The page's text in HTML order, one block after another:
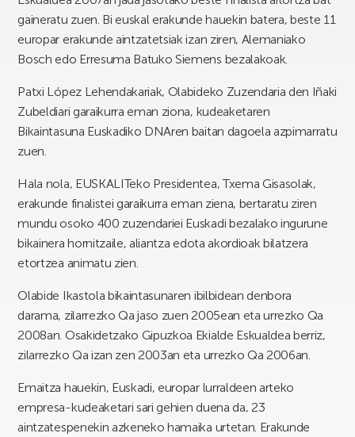
gaineratu zuen. Bi euskal erakunde hauekin batera, beste 11
europar erakunde aintzatetsiak izan ziren, Alemaniako
Bosch edo Erresuma Batuko Siemens bezalakoak.
Patxi López Lehendakariak, Olabideko Zuzendaria den Iñaki
Zubeldiari garaikurra eman ziona, kudeaketaren
Bikaintasuna Euskadiko DNAren baitan dagoela azpimarratu
zuen.
Hala nola, EUSKALITeko Presidentea, Txema Gisasolak,
erakunde finalistei garaikurra eman ziena, bertaratu ziren
mundu osoko 400 zuzendariei Euskadi bezalako ingurune
bikainera hornitzaile, aliantza edota akordioak bilatzera
etortzea animatu zien.
Olabide Ikastola bikaintasunaren ibilbidean denbora
darama, zilarrezko Qa jaso zuen 2005ean eta urrezko Qa
2008an. Osakidetzako Gipuzkoa Ekialde Eskualdea berriz,
zilarrezko Qa izan zen 2003an eta urrezko Qa 2006an.
Emaitza hauekin, Euskadi, europar lurraldeen arteko
empresa-kudeaketari sari gehien duena da, 23
aintzatespenekin azkeneko hamaika urtetan. Erakunde